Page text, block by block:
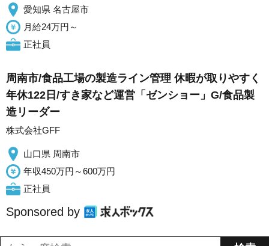
愛知県 名古屋市
月給24万円～
正社員
周南市/食品工場の製造ライン管理 休暇が取りやすく
年休122日/すき家など運営「ゼンショー」G/食品製
造リーダー
株式会社GFF
山口県 周南市
年収450万円～600万円
正社員
Sponsored by